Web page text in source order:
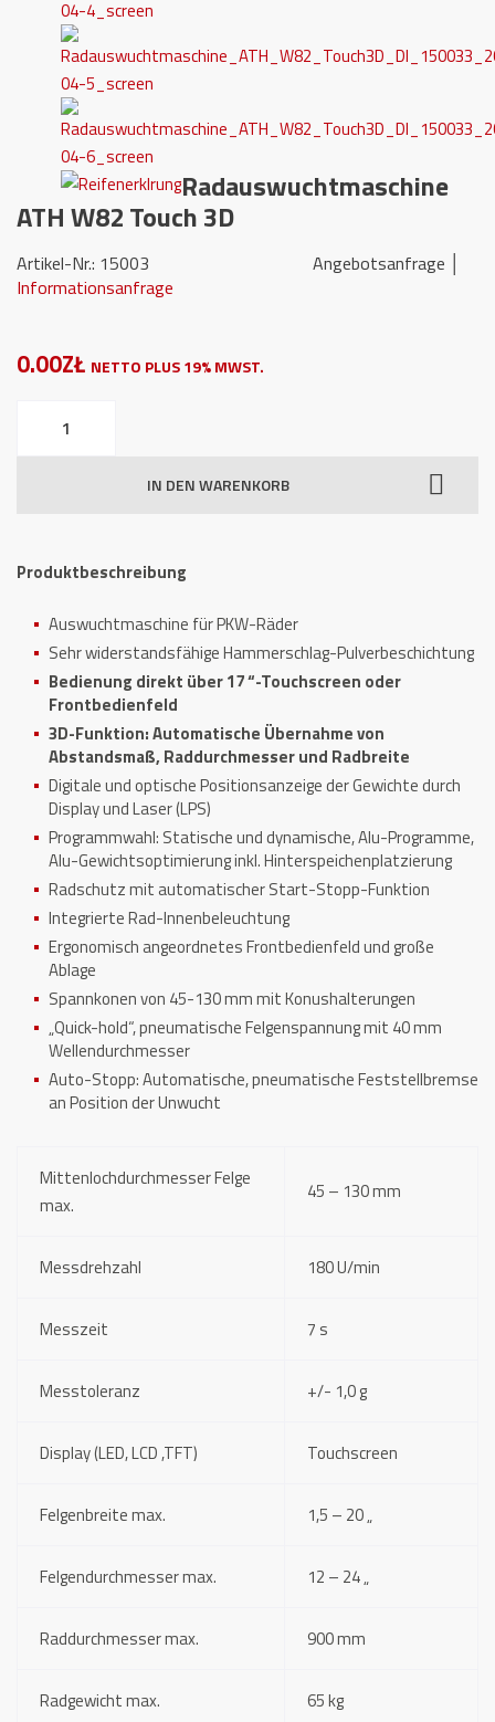
Radauswuchtmaschine
ATH W82 Touch 3D
Artikel-Nr.: 15003 Angebotsanfrage │
Informationsanfrage
0.00ZŁ NETTO PLUS 19% MWST.
IN DEN WARENKORB
Produktbeschreibung
Auswuchtmaschine für PKW-Räder
Sehr widerstandsfähige Hammerschlag-Pulverbeschichtung
Bedienung direkt über 17 “-Touchscreen oder
Frontbedienfeld
3D-Funktion: Automatische Übernahme von
Abstandsmaß, Raddurchmesser und Radbreite
Digitale und optische Positionsanzeige der Gewichte durch
Display und Laser (LPS)
Programmwahl: Statische und dynamische, Alu-Programme,
Alu-Gewichtsoptimierung inkl. Hinterspeichenplatzierung
Radschutz mit automatischer Start-Stopp-Funktion
Integrierte Rad-Innenbeleuchtung
Ergonomisch angeordnetes Frontbedienfeld und große
Ablage
Spannkonen von 45-130 mm mit Konushalterungen
„Quick-hold“, pneumatische Felgenspannung mit 40 mm
Wellendurchmesser
Auto-Stopp: Automatische, pneumatische Feststellbremse
an Position der Unwucht
Mittenlochdurchmesser Felge
max.
45 – 130 mm
Messdrehzahl 180 U/min
Messzeit 7 s
Messtoleranz +/- 1,0 g
Display (LED, LCD ,TFT) Touchscreen
Felgenbreite max. 1,5 – 20 „
Felgendurchmesser max. 12 – 24 „
Raddurchmesser max. 900 mm
Radgewicht max. 65 kg